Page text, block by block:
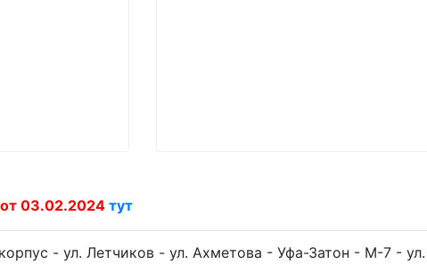
от 03.02.2024 тут
- ул. Летчиков - ул. Ахметова - Уфа-Затон - М-7 -